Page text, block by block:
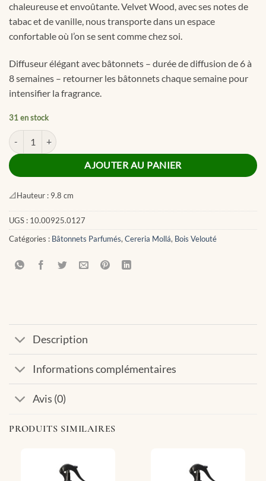
chaleureuse et envoûtante. Velvet Wood, avec ses notes de
tabac et de vanille, nous transporte dans un espace
confortable où l’on se sent comme chez soi.
Diffuseur élégant avec bâtonnets – durée de diffusion de 6 à
8 semaines – retourner les bâtonnets chaque semaine pour
intensifier la fragrance.
31 en stock
quantité de Velvet Wood Premium Reed Diffuser 250ml
AJOUTER AU PANIER
📐Hauteur : 9.8 cm
UGS : 10.00925.0127
Catégories : Bâtonnets Parfumés,Cereria Mollá, Bois Velouté
Description
Informations complémentaires
Avis (0)
PRODUITS SIMILAIRES